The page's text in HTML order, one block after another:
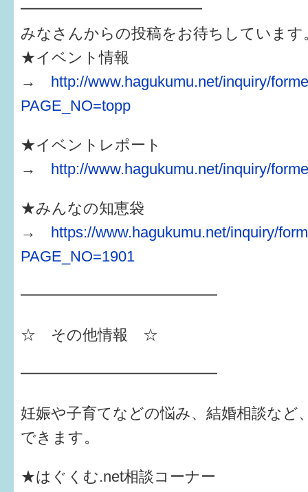
━━━━━━━━━━━━
みなさんからの投稿をお待ちしています
★イベント情報
→ http://www.hagukumu.net/inquiry/
PAGE_NO=topp
★イベントレポート
→ http://www.hagukumu.net/inquiry/
★みんなの知恵袋
→ https://www.hagukumu.net/inquiry/
PAGE_NO=1901
━━━━━━━━━━━━━
☆ その他情報 ☆
━━━━━━━━━━━━━
妊娠や子育てなどの悩み、結婚相談など
できます。
★はぐくむ.net相談コーナー